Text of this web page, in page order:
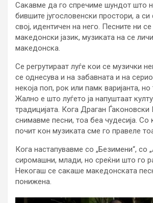
Сакавме да го спречиме шундот што
бившите југословенски простори, а
свој, идентичен на него. Песните ни
македонски јазик, музиката на се
македонска.
Се регрутираат луѓе кои се музички
се однесува и на забавната и на
некоја поп, рок или памк варијанта,
Жално е што луѓето ја напуштаат
традицијата. Кога Драган Ѓаконовски
снимавме песни, тоа беа чудесија.
почит кон музиката сме го правеле
Кога настапувавме со „Безимени“, со
сиромашни, млади, но среќни што го
Некогаш се сакаше македонската
понижена.